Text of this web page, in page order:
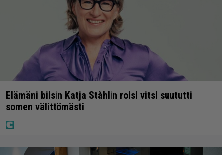
Elämäni biisin Katja Ståhlin roisi vitsi suututti
somen välittömästi